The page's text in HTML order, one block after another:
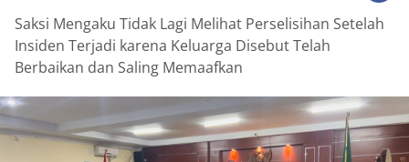
Saksi Mengaku Tidak Lagi Melihat Perselisihan Setelah
Insiden Terjadi karena Keluarga Disebut Telah
Berbaikan dan Saling Memaafkan